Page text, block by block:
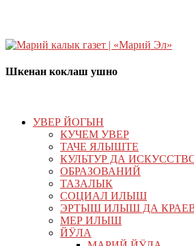
Шкенан коклаш ушно
УВЕР ЙОГЫН
КУЧЕМ УВЕР
ТАЧЕ ЯЛЫШТЕ
КУЛЬТУР ДА
ОБРАЗОВАНИЙ
ТАЗАЛЫК
СОЦИАЛ ИЛЫШ
ЭРТЫШ ИЛЫШ ДА
МЕР ИЛЫШ
ЙӰЛА